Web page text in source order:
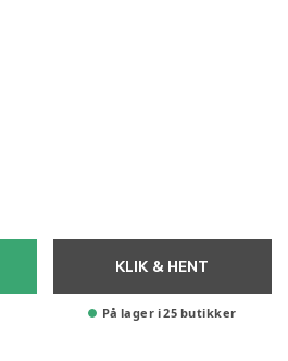
KLIK & HENT
På lager i 25 butikker